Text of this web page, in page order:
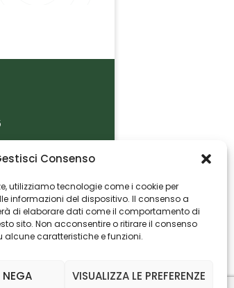
Consenso
utilizziamo tecnologie come i cookie per
informazioni del dispositivo. Il consenso a
di elaborare dati come il comportamento di
sito. Non acconsentire o ritirare il consenso
caratteristiche e funzioni.
NEGA VISUALIZZA LE PREFERENZE